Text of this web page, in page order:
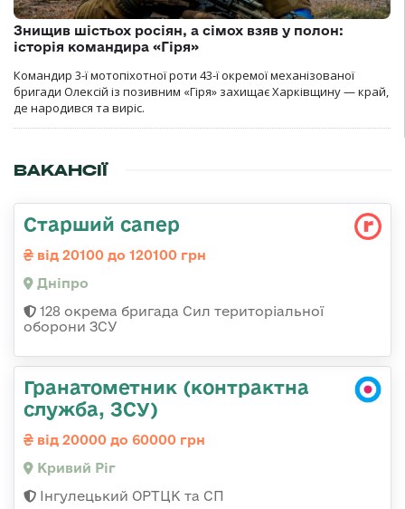
Знищив шістьох росіян, а сімох взяв у полон:
історія командира «Гіря»
Командир 3-ї мотопіхотної роти 43-ї окремої механізованої
бригади Олексій із позивним «Гіря» захищає Харківщину — край,
де народився та виріс.
ВАКАНСІЇ
Старший сапер
від 20100 до 120100 грн
Дніпро
128 окрема бригада Сил територіальної
оборони ЗСУ
Гранатометник (контрактна
служба, ЗСУ)
від 20000 до 60000 грн
Кривий Ріг
Інгулецький ОРТЦК та СП